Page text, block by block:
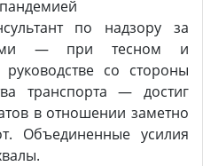
по надзору за
— при тесном и
со стороны
транспорта — достиг
в отношении заметно
Объединенные усилия